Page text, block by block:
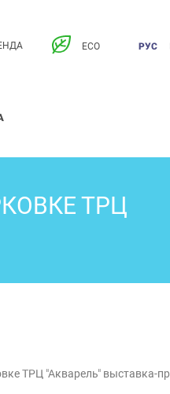
ECO РУС
ТРЦ
ТРЦ "Акварель" выставка-